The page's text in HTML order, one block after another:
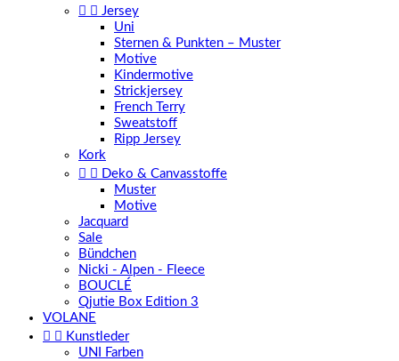
  Jersey
Uni
Sternen & Punkten – Muster
Motive
Kindermotive
Strickjersey
French Terry
Sweatstoff
Ripp Jersey
Kork
  Deko & Canvasstoffe
Muster
Motive
Jacquard
Sale
Bündchen
Nicki - Alpen - Fleece
BOUCLÉ
Qjutie Box Edition 3
VOLANE
  Kunstleder
UNI Farben